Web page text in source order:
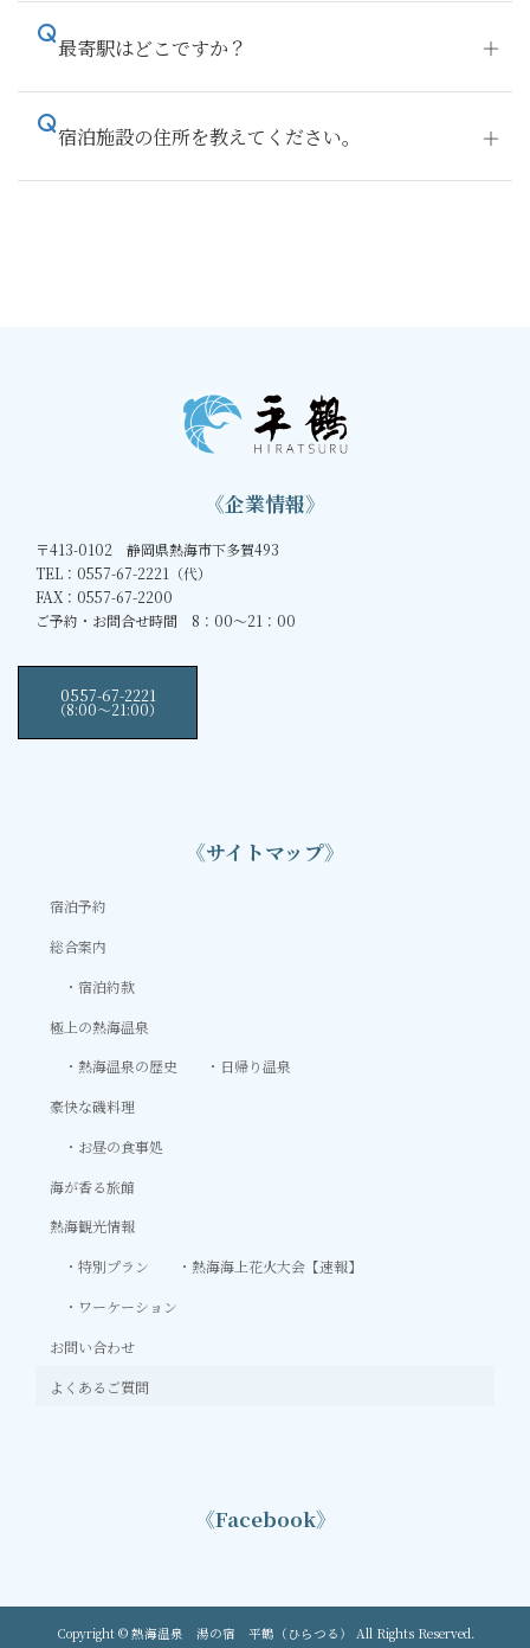
最寄駅はどこですか？
宿泊施設の住所を教えてください。
《企業情報》
〒413-0102 静岡県熱海市下多賀493
TEL：0557-67-2221（代）
FAX：0557-67-2200
ご予約・お問合せ時間 8：00～21：00
0557-67-2221
（8:00〜21:00）
《サイトマップ》
宿泊予約
総合案内
宿泊約款
極上の熱海温泉
熱海温泉の歴史
日帰り温泉
豪快な磯料理
お昼の食事処
海が香る旅館
熱海観光情報
特別プラン
熱海海上花火大会【速報】
ワーケーション
お問い合わせ
よくあるご質問
《Facebook》
Copyright © 熱海温泉 湯の宿 平鶴（ひらつる） All Rights Reserved.